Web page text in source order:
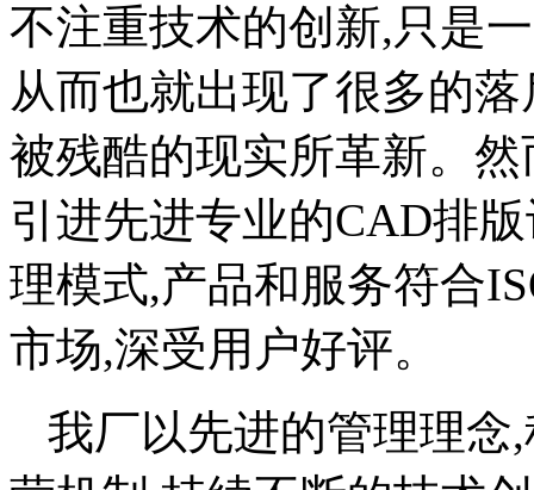
不注重技术的创新,只是
从而也就出现了很多的
被残酷的现实所革新。
引进先进专业的CAD排
理模式,产品和服务符合
市场,深受用户好评。
我厂以先进的管理理念